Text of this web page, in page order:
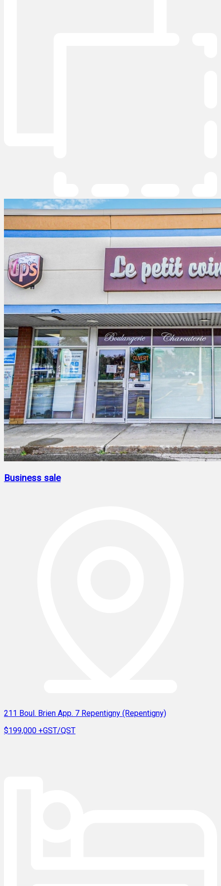
Business sale
211 Boul. Brien App. 7 Repentigny (Repentigny)
$199,000 +GST/QST